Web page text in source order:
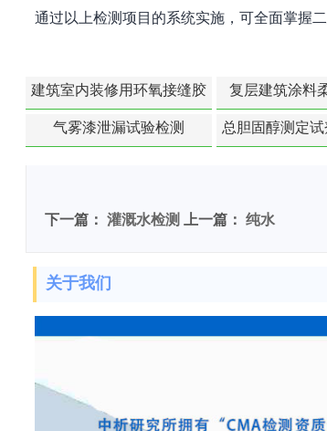
通过以上检测项目的系统实施，可全面掌握
建筑室内装修用环氧接缝胶
苯含量检测
复层建筑涂料
气雾漆泄漏试验检测
总胆固醇测定
下一篇： 灌溉水检测 上一篇： 纯水
关于我们